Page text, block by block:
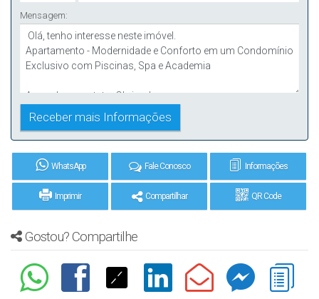
Mensagem:
WhatsApp Fale Conosco Informações
Imprimir Compartilhar QR Code
Gostou? Compartilhe